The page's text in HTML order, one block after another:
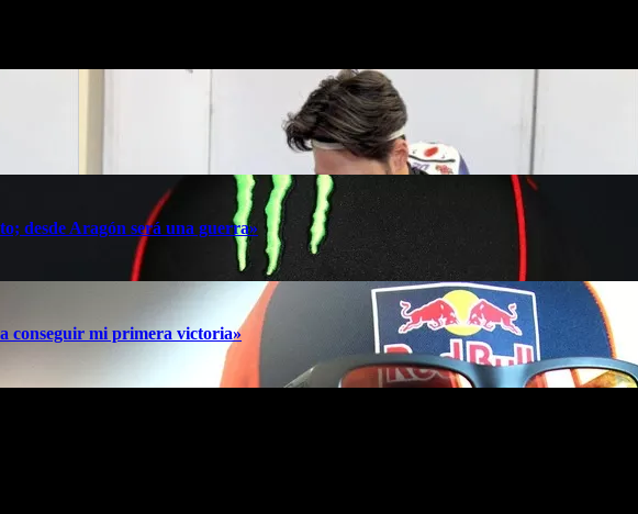
desde Aragón será una guerra»
conseguir mi primera victoria»